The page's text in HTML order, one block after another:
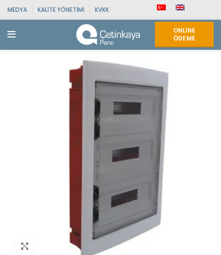
MEDYA KALITE YÖNETIMI KVKK
ONLINE
ÖDEME
Click to enlarge